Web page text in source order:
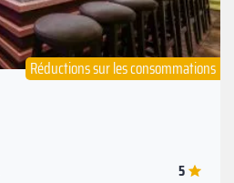
Réductions sur les consommations
5